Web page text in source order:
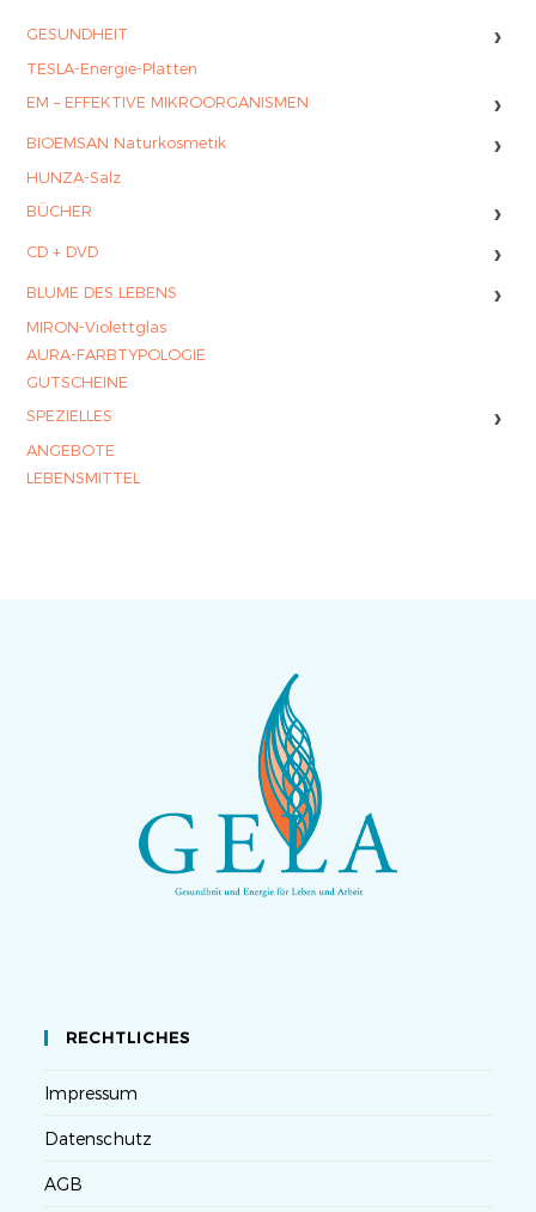
GESUNDHEIT ›
TESLA-Energie-Platten
EM – EFFEKTIVE MIKROORGANISMEN
›
BIOEMSAN Naturkosmetik ›
HUNZA-Salz
BÜCHER
›
CD + DVD ›
BLUME DES LEBENS ›
MIRON-Violettglas
AURA-FARBTYPOLOGIE
GUTSCHEINE
SPEZIELLES
›
ANGEBOTE
LEBENSMITTEL
RECHTLICHES
Impressum
Datenschutz
AGB